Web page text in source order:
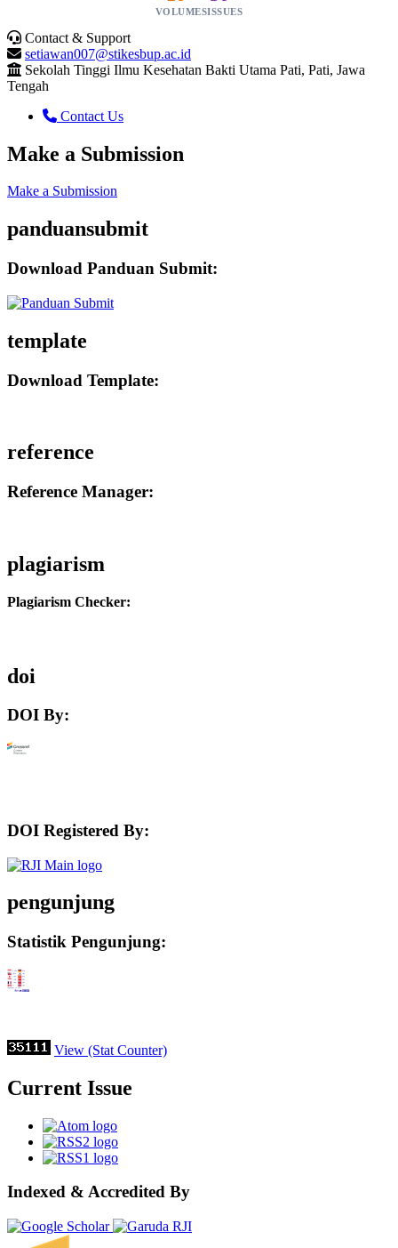
VOLUMESISSUES
Contact & Support
setiawan007@stikesbup.ac.id
Sekolah Tinggi Ilmu Kesehatan Bakti Utama Pati, Pati, Jawa
Tengah
Contact Us
Make a Submission
Make a Submission
panduansubmit
Download Panduan Submit:
template
Download Template:
reference
Reference Manager:
plagiarism
Plagiarism Checker:
doi
DOI By:
DOI Registered By:
pengunjung
Statistik Pengunjung:
View (Stat Counter)
Current Issue
Indexed & Accredited By